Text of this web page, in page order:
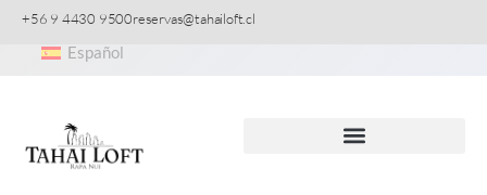
+56 9 4430 9500reservas@tahailoft.cl
Español